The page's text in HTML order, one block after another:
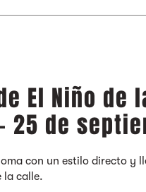
El Niño de
25 de
con un estilo directo y
la calle.